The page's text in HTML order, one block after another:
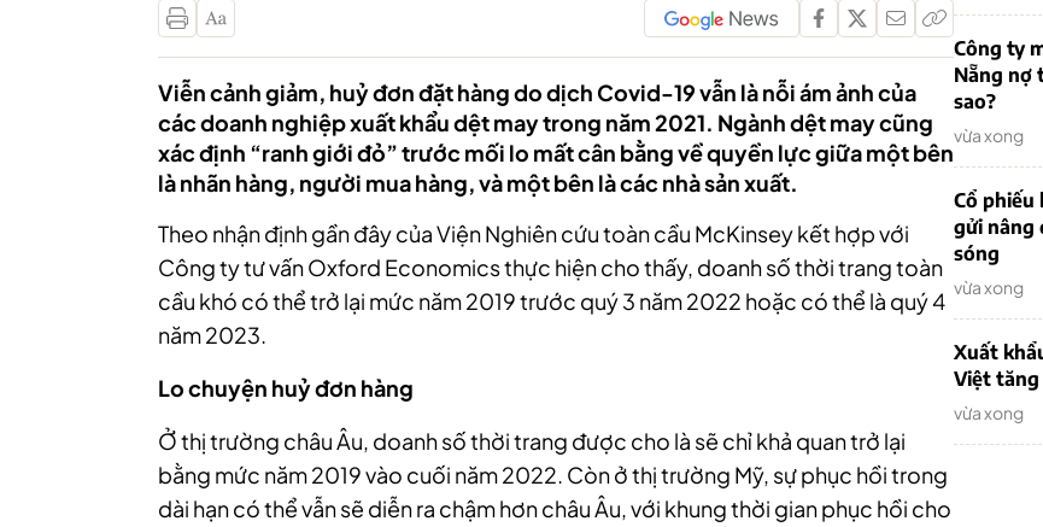
Viễn cảnh giảm, huỷ đơn đặt hàng do dịch Covid-19 vẫn là nỗi ám ảnh của
các doanh nghiệp xuất khẩu dệt may trong năm 2021. Ngành dệt may cũng
xác định “ranh giới đỏ” trước mối lo mất cân bằng về quyền lực giữa một bên
là nhãn hàng, người mua hàng, và một bên là các nhà sản xuất.
Theo nhận định gần đây của Viện Nghiên cứu toàn cầu McKinsey kết hợp với
Công ty tư vấn Oxford Economics thực hiện cho thấy, doanh số thời trang toàn
cầu khó có thể trở lại mức năm 2019 trước quý 3 năm 2022 hoặc có thể là quý 4
năm 2023.
Lo chuyện huỷ đơn hàng
Ở thị trường châu Âu, doanh số thời trang được cho là sẽ chỉ khả quan trở lại
bằng mức năm 2019 vào cuối năm 2022. Còn ở thị trường Mỹ, sự phục hồi trong
dài hạn có thể vẫn sẽ diễn ra chậm hơn châu Âu, với khung thời gian phục hồi cho
Công ty
Nẵng nợ
sao?
vừa xong
Cổ phiếu
gửi nâng
sóng
vừa xong
Xuất
Việt
vừa xong